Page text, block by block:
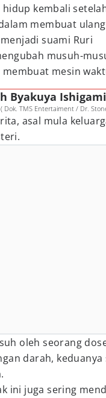
hidup kembali
membuat
suami Ruri
musuh-
membuat mesin
Byakuya Ishigami
Dok. TMS Entertaiment / Dr.
asal mula
oleh seorang
darah,
ini juga sering